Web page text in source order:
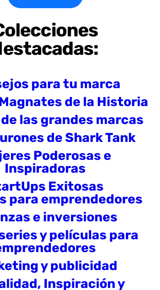
para tu marca
de la Historia
las grandes marcas
de Shark Tank
Poderosas e
Inspiradoras
Exitosas
para emprendedores
e inversiones
y películas para
y publicidad
Inspiración y